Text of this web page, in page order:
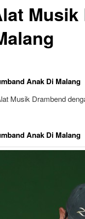
Musik
Anak Di Malang
Musik Drambend
Anak Di Malang